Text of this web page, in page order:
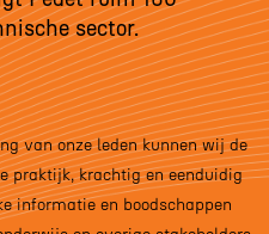
sector.
van onze leden kunnen wij de
praktijk, krachtig en eenduidig
informatie en boodschappen